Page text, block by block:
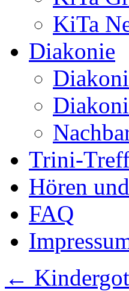
KiTa
Diakonie
Trini-
Hören
FAQ
←